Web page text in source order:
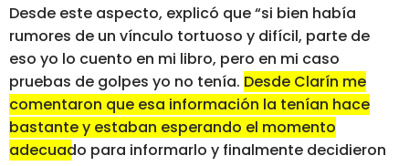
Desde este aspecto, explicó que “si bien había
rumores de un vínculo tortuoso y difícil, parte de
eso yo lo cuento en mi libro, pero en mi caso
pruebas de golpes yo no tenía. Desde Clarín me
comentaron que esa información la tenían hace
bastante y estaban esperando el momento
adecuado para informarlo y finalmente decidieron